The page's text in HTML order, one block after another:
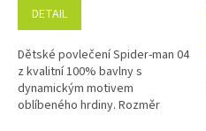
5,0
5
hvězdiček.
DETAIL
Dětské povlečení Spider-man 04
z kvalitní 100% bavlny s
dynamickým motivem
oblíbeného hrdiny. Rozměr